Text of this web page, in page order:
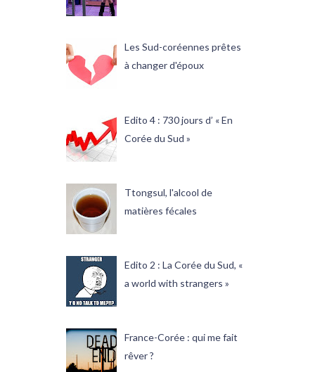
Les Sud-coréennes prêtes
à changer d'époux
Edito 4 : 730 jours d’ « En
Corée du Sud »
Ttongsul, l'alcool de
matières fécales
Edito 2 : La Corée du Sud, «
a world with strangers »
France-Corée : qui me fait
rêver ?